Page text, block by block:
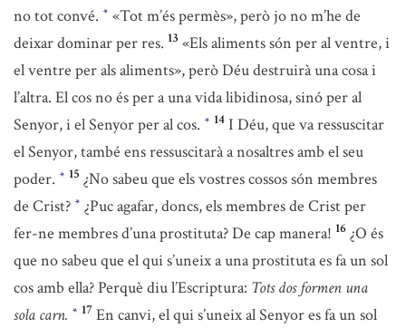
no tot convé. * «Tot m’és permès», però jo no m’he de
deixar dominar per res. 13 «Els aliments són per al ventre, i
el ventre per als aliments», però Déu destruirà una cosa i
l’altra. El cos no és per a una vida libidinosa, sinó per al
Senyor, i el Senyor per al cos. * 14 I Déu, que va ressuscitar
el Senyor, també ens ressuscitarà a nosaltres amb el seu
poder. * 15 ¿No sabeu que els vostres cossos són membres
de Crist? * ¿Puc agafar, doncs, els membres de Crist per
fer-ne membres d’una prostituta? De cap manera! 16 ¿O és
que no sabeu que el qui s’uneix a una prostituta es fa un sol
cos amb ella? Perquè diu l’Escriptura: Tots dos formen una
sola carn. * 17 En canvi, el qui s’uneix al Senyor es fa un sol